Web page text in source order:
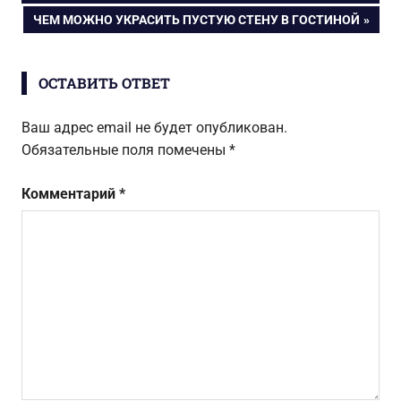
по
СЛЕДУЮЩАЯ
ЧЕМ МОЖНО УКРАСИТЬ ПУСТУЮ СТЕНУ В ГОСТИНОЙ
ОСТАВИТЬ ОТВЕТ
Ваш адрес email не будет опубликован.
Обязательные поля помечены *
Комментарий *